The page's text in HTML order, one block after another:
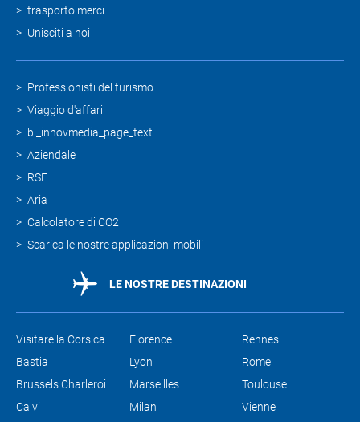
trasporto merci
Unisciti a noi
Professionisti del turismo
Viaggio d'affari
bl_innovmedia_page_text
Aziendale
RSE
Aria
Calcolatore di CO2
Scarica le nostre applicazioni mobili
LE NOSTRE DESTINAZIONI
Visitare la Corsica
Bastia
Brussels Charleroi
Calvi
Florence
Lyon
Marseilles
Milan
Rennes
Rome
Toulouse
Vienne